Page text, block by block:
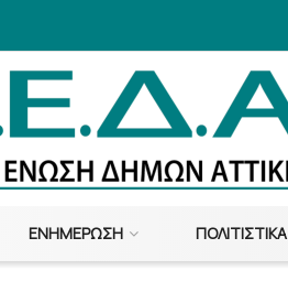
ΕΝΗΜΈΡΩΣΗ ΠΟΛΙΤΙΣΤΙΚΆ